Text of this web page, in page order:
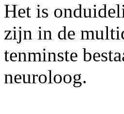
Het is
zijn in de
tenminste
neuroloog.